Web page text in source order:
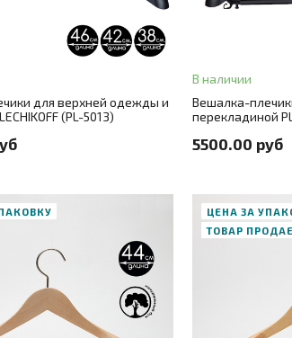
для верхней одежды и
(PL-5013)
+ 1
крючок серебро + 1
100 шт./цена за штуку 50 руб.
В наличии
Вешалка-
перекладиной
5500.00 руб
Цвет металла
Количество в
ОДИН КЛИК
ЦЕНА ЗА
ТОВАР
В